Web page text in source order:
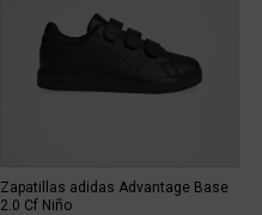
Zapatillas adidas Advantage Base
2.0 Cf Niño